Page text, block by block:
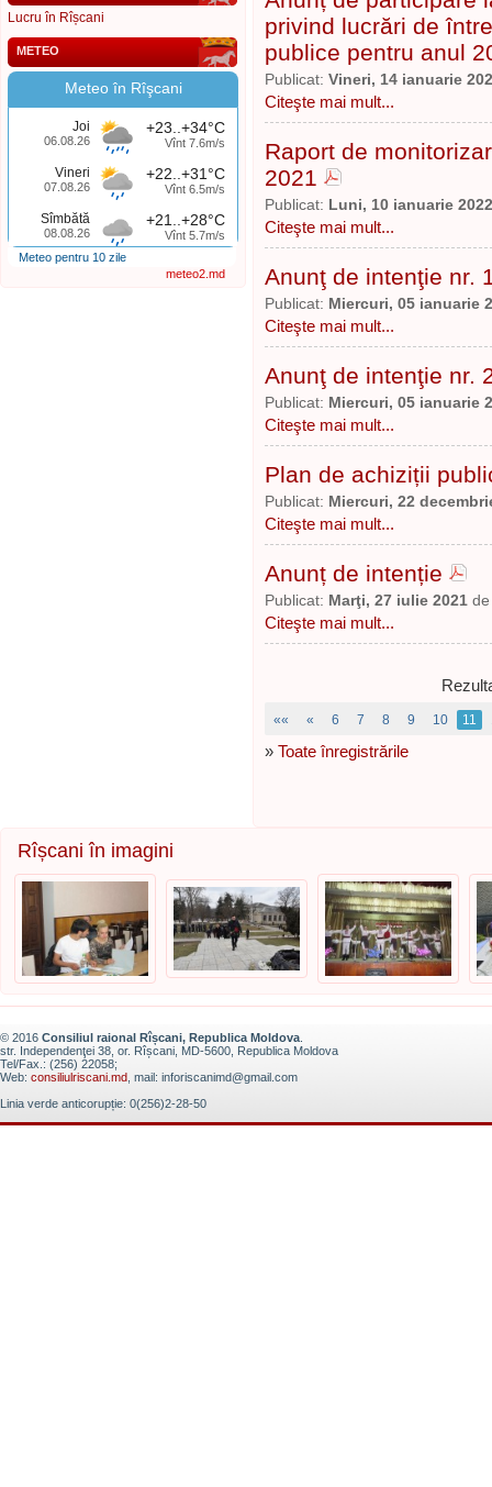
Lucru în Rîșcani
METEO
Meteo în Rîşcani
Joi
06.08.26
+23..+34°C
Vînt 7.6m/s
Vineri
07.08.26
+22..+31°C
Vînt 6.5m/s
Sîmbătă
08.08.26
+21..+28°C
Vînt 5.7m/s
Meteo pentru 10 zile
meteo2.md
privind lucrări de
publice pentru anul
Publicat: Vineri, 14 ianuarie
Citeşte mai mult...
Raport de
2021
Publicat: Luni, 10 ianuarie 2022
Citeşte mai mult...
Anunţ de intenţie nr.
Publicat: Miercuri, 05 ianuarie
Citeşte mai mult...
Anunţ de intenţie nr.
Publicat: Miercuri, 05 ianuarie
Citeşte mai mult...
Plan de achiziții
Publicat: Miercuri, 22
Citeşte mai mult...
Anunț de intenție
Publicat: Marţi, 27 iulie 2021
Citeşte mai mult...
«« « 6 7 8 9 10 11
» Toate înregistrările
Rîșcani în imagini
© 2016 Consiliul raional Rîșcani, Republica Moldova
str. Independenţei 38, or. Rîșcani, MD-5600, Republica Moldova
Tel/Fax.: (256) 22058;
Web: consiliulriscani.md , mail: inforiscanimd@gmail.com
Linia verde anticorupție: 0(256)2-28-50